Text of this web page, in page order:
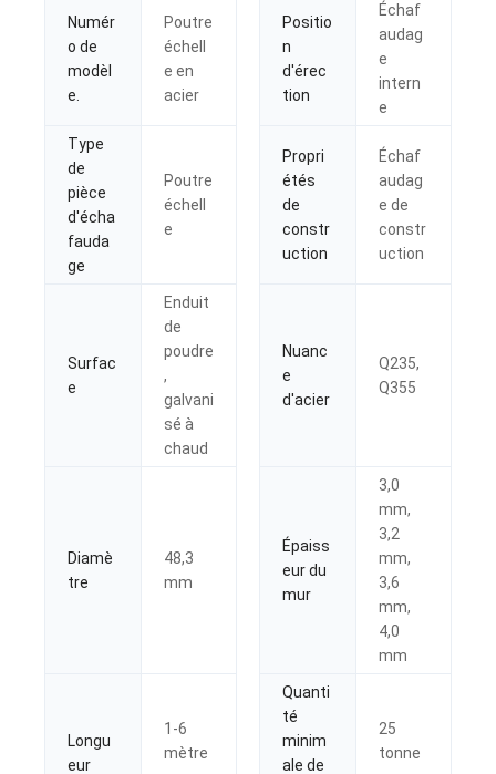
Numér
o de
modèl
e.
Poutre
échell
e en
acier
Positio
n
d'érec
tion
Échaf
audag
e
intern
e
Type
de
pièce
d'écha
fauda
ge
Poutre
échell
e
Propri
étés
de
constr
uction
Échaf
audag
e de
constr
uction
Surfac
e
Enduit
de
poudre
,
galvani
sé à
chaud
Nuanc
e
d'acier
Q235,
Q355
Diamè
tre
48,3
mm
Épaiss
eur du
mur
3,0
mm,
3,2
mm,
3,6
mm,
4,0
mm
Longu
eur
1-6
mètre
Quanti
té
minim
ale de
25
tonne